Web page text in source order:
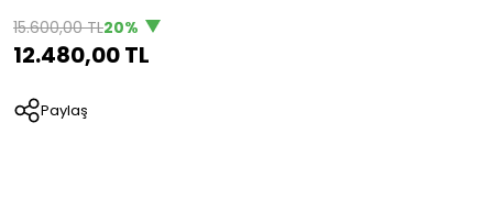
15.600,00 TL20%
12.480,00 TL
Paylaş